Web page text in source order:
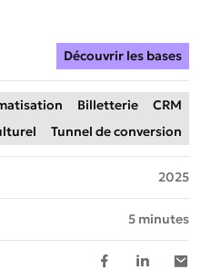
Découvrir les bases
Billetterie
CRM
Tunnel de conversion
2025
5 minutes